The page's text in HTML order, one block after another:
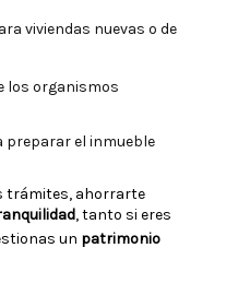
viviendas nuevas o de
los organismos
preparar el inmueble
trámites, ahorrarte
, tanto si eres
un patrimonio